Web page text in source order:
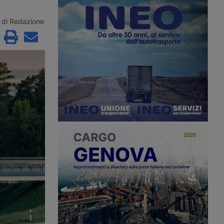
oltre 24 ore vicino
Spagna, con
ai 42 gradi e
funzionante.
i ritardi
soffre di una carenza strutturale di
conducenti. Il provvedimento giunge
dopo la revoca delle patenti a circa
200mila immigrati con status
temporaneo.
di Redazione